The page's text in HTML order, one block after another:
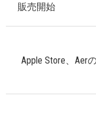
販売開始
Apple Store、Aer